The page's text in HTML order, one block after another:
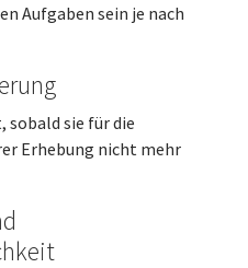
Aufgaben sein je nach
sobald sie für die
Erhebung nicht mehr